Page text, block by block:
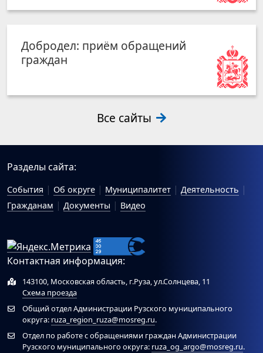
Добродел: приём обращений
граждан
Все сайты
Разделы сайта:
События Об округе Муниципалитет
Деятельность
Гражданам
Документы Видео
Контактная информация:
143100, Московская область, г.Руза, ул.Солнцева, 11
Схема проезда
Общий отдел Администрации Рузского муниципального
округа: ruza_region_ruza@mosreg.ru.
Отдел по работе с обращениями граждан Администрации
Рузского муниципального округа: ruza_og_argo@mosreg.ru.